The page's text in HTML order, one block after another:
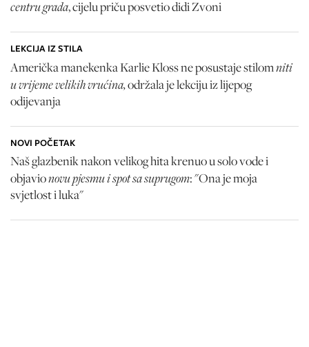
centru grada, cijelu priču posvetio didi Zvoni
LEKCIJA IZ STILA
Američka manekenka Karlie Kloss ne posustaje stilomniti
u vrijeme velikih vrućina,održala je lekciju iz lijepog
odijevanja
NOVI POČETAK
Naš glazbenik nakon velikog hita krenuo u solo vode i
objavionovu pjesmu i spot sa suprugom: "Ona je moja
svjetlost i luka"